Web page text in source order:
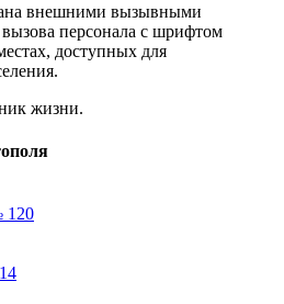
внешними вызывными
персонала с шрифтом
доступных для
жизни.
120